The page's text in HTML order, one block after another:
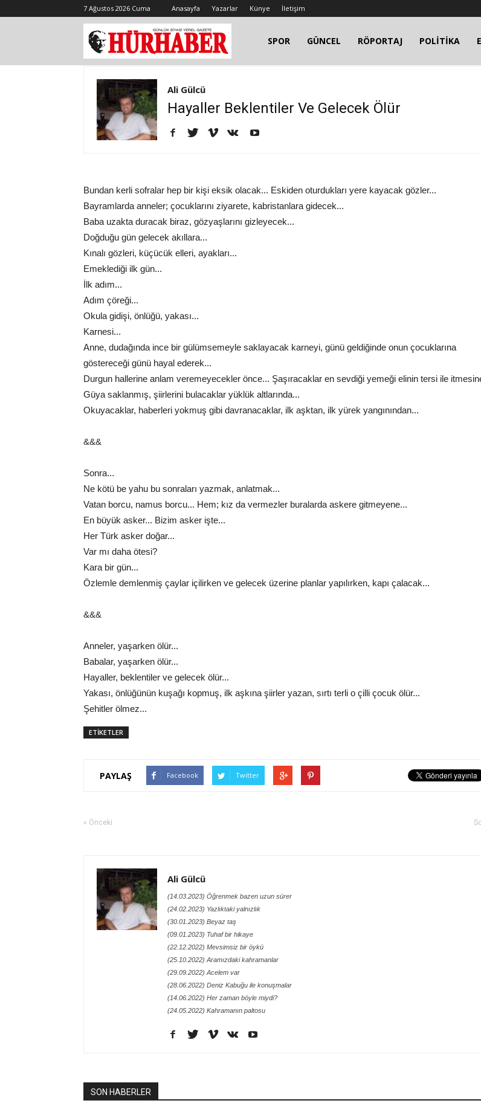
7 Ağustos 2026 Cuma Anasayfa Yazarlar Künye İletişim
SPOR GÜNCEL RÖPORTAJ POLİTİKA
Ali Gülcü
Hayaller Beklentiler Ve Gelecek Ölür
Bundan kerli sofralar hep bir kişi eksik olacak... Eskiden oturdukları yere kayacak gözler...
Bayramlarda anneler; çocuklarını ziyarete, kabristanlara gidecek...
Baba uzakta duracak biraz, gözyaşlarını gizleyecek...
Doğduğu gün gelecek akıllara...
Kınalı gözleri, küçücük elleri, ayakları...
Emeklediği ilk gün...
İlk adım...
Adım çöreği...
Okula gidişi, önlüğü, yakası...
Karnesi...
Anne, dudağında ince bir gülümsemeyle saklayacak karneyi, günü geldiğinde onun çocuklarına
göstereceği günü hayal ederek...
Durgun hallerine anlam veremeyecekler önce... Şaşıracaklar en sevdiği yemeği elinin tersi ile
Güya saklanmış, şiirlerini bulacaklar yüklük altlarında...
Okuyacaklar, haberleri yokmuş gibi davranacaklar, ilk aşktan, ilk yürek yangınından...
&&&
Sonra...
Ne kötü be yahu bu sonraları yazmak, anlatmak...
Vatan borcu, namus borcu... Hem; kız da vermezler buralarda askere gitmeyene...
En büyük asker... Bizim asker işte...
Her Türk asker doğar...
Var mı daha ötesi?
Kara bir gün...
Özlemle demlenmiş çaylar içilirken ve gelecek üzerine planlar yapılırken, kapı çalacak...
&&&
Anneler, yaşarken ölür...
Babalar, yaşarken ölür...
Hayaller, beklentiler ve gelecek ölür...
Yakası, önlüğünün kuşağı kopmuş, ilk aşkına şiirler yazan, sırtı terli o çilli çocuk ölür...
Şehitler ölmez...
ETİKETLER
PAYLAŞ Facebook Twitter
« Önceki
Ali Gülcü
(14.03.2023) Öğrenmek bazen uzun sürer
(24.02.2023) Yazlıktaki yalnızlık
(30.01.2023) Beyaz taş
(09.01.2023) Tuhaf bir hikaye
(22.12.2022) Mevsimsiz bir öykü
(25.10.2022) Aramızdaki kahramanlar
(29.09.2022) Acelem var
(28.06.2022) Deniz Kabuğu ile konuşmalar
(14.06.2022) Her zaman böyle miydi?
(24.05.2022) Kahramanın paltosu
SON HABERLER